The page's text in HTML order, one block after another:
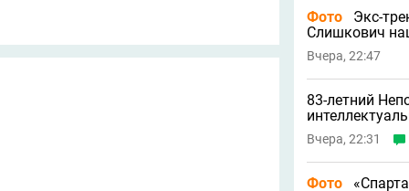
Фото
Экс-
Слишкович
Вчера, 22:47
83-летний
Вчера, 22:31
Фото